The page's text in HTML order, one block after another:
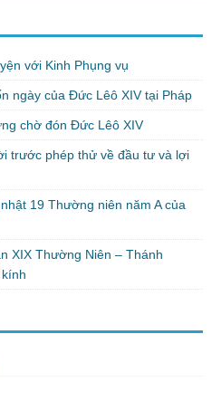
với Kinh Phụng vụ
ngày của Đức Lêô XIV tại Pháp
chờ đón Đức Lêô XIV
trước phép thử về đầu tư và lợi
19 Thường niên năm A của
XIX Thường Niên – Thánh